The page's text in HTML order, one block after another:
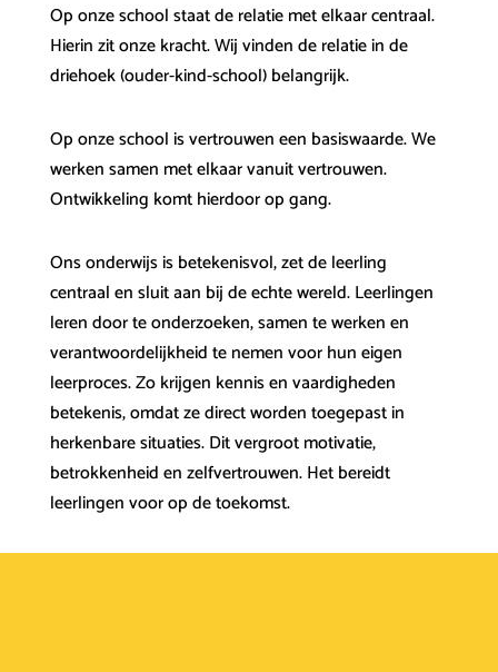
Op onze school staat de relatie met elkaar centraal.
Hierin zit onze kracht. Wij vinden de relatie in de
driehoek (ouder-kind-school) belangrijk.
Op onze school is vertrouwen een basiswaarde. We
werken samen met elkaar vanuit vertrouwen.
Ontwikkeling komt hierdoor op gang.
Ons onderwijs is betekenisvol, zet de leerling
centraal en sluit aan bij de echte wereld. Leerlingen
leren door te onderzoeken, samen te werken en
verantwoordelijkheid te nemen voor hun eigen
leerproces. Zo krijgen kennis en vaardigheden
betekenis, omdat ze direct worden toegepast in
herkenbare situaties. Dit vergroot motivatie,
betrokkenheid en zelfvertrouwen. Het bereidt
leerlingen voor op de toekomst.